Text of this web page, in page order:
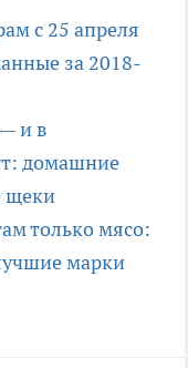
с 25 апреля
за 2018-
и в
домашние
щеки
только мясо:
марки